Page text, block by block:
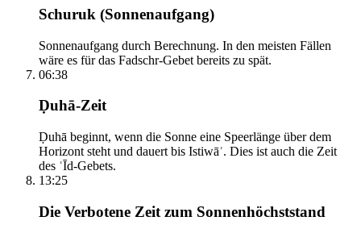
Schuruk (Sonnenaufgang)
Sonnenaufgang durch Berechnung. In den meisten Fällen
wäre es für das Fadschr-Gebet bereits zu spät.
06:38
Ḍuhā-Zeit
Ḍuhā beginnt, wenn die Sonne eine Speerlänge über dem
Horizont steht und dauert bis Istiwāʾ. Dies ist auch die Zeit
des ʿĪd-Gebets.
13:25
Die Verbotene Zeit zum Sonnenhöchststand